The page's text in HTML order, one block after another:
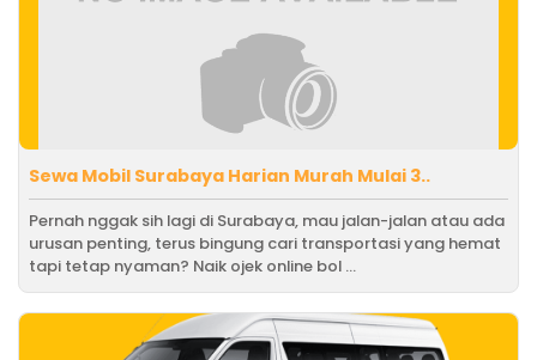
Sewa Mobil Surabaya Harian Murah Mulai 3..
Pernah nggak sih lagi di Surabaya, mau jalan-jalan atau ada
urusan penting, terus bingung cari transportasi yang hemat
tapi tetap nyaman? Naik ojek online bol ...